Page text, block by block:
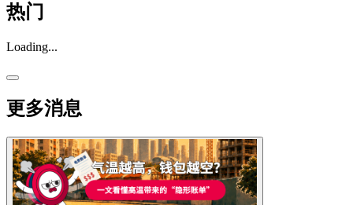
热门
Loading...
更多消息